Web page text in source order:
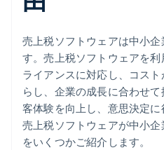
売上税ソフトウェアは中小
す。売上税ソフトウェアを
ライアンスに対応し、コス
らし、企業の成長に合わせ
客体験を向上し、意思決定に
売上税ソフトウェアが中小
をいくつかご紹介します。